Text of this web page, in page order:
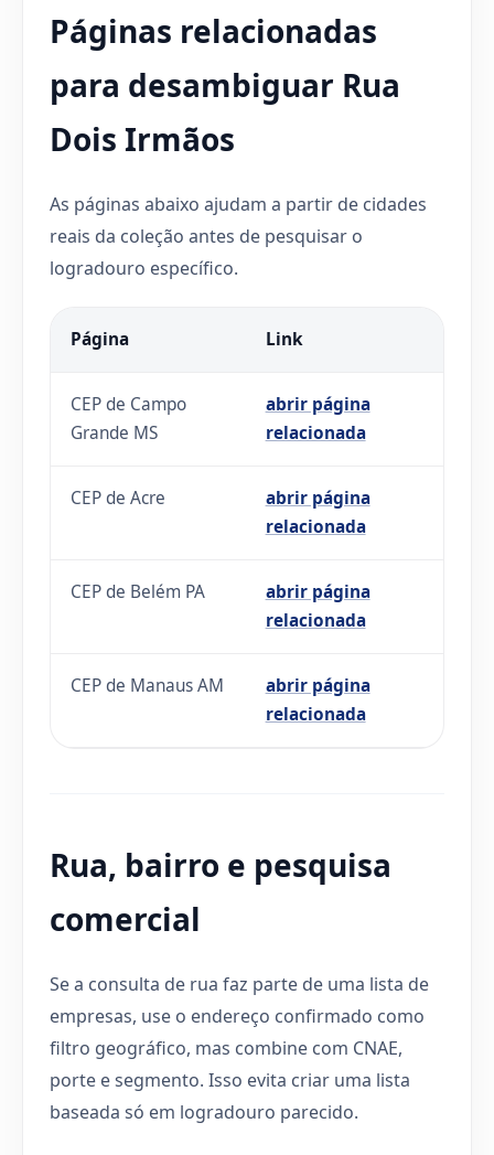
Páginas relacionadas
para desambiguar Rua
Dois Irmãos
As páginas abaixo ajudam a partir de cidades
reais da coleção antes de pesquisar o
logradouro específico.
Página Link
CEP de Campo
Grande MS
abrir página
relacionada
CEP de Acre
abrir página
relacionada
CEP de Belém PA
abrir página
relacionada
CEP de Manaus AM
abrir página
relacionada
Rua, bairro e pesquisa
comercial
Se a consulta de rua faz parte de uma lista de
empresas, use o endereço confirmado como
filtro geográfico, mas combine com CNAE,
porte e segmento. Isso evita criar uma lista
baseada só em logradouro parecido.